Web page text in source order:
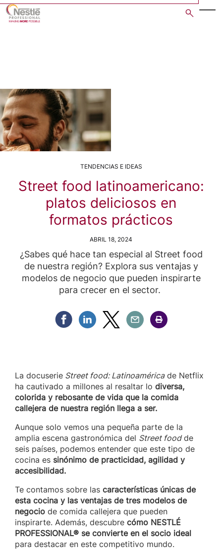
Skip
TENDENCIAS E IDEAS
Street food latinoamericano:
platos deliciosos en
formatos prácticos
ABRIL 18, 2024
¿Sabes qué hace tan especial al Street food
de nuestra región? Explora sus ventajas y
modelos de negocio que pueden inspirarte
para crecer en el sector.
Compartir Facebook
Compartir Linkedin
Compartir Twitter
Compartir Email
Compartir Imprimir
La docuserie Street food: Latinoaméricade Netflix
ha cautivado a millones al resaltar lo diversa,
colorida y rebosante de vida que la comida
callejera de nuestra región llega a ser.
Aunque solo vemos una pequeña parte de la
amplia escena gastronómica del Street foodde
seis países, podemos entender que este tipo de
cocina es sinónimo de practicidad, agilidad y
accesibilidad.
Te contamos sobre las características únicas de
esta cocina y las ventajas de tres modelos de
negocio de comida callejera que pueden
inspirarte. Además, descubre cómo NESTLÉ
PROFESSIONAL® se convierte en el socio ideal
para destacar en este competitivo mundo.